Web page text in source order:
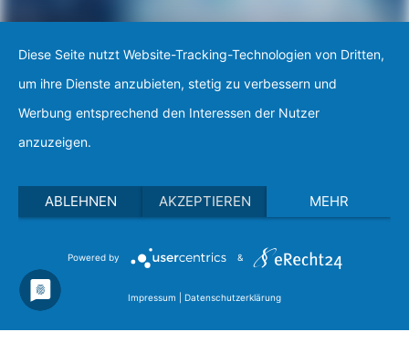
Diese Seite nutzt Website-Tracking-Technologien von Dritten,
um ihre Dienste anzubieten, stetig zu verbessern und
Werbung entsprechend den Interessen der Nutzer
anzuzeigen.
ABLEHNEN AKZEPTIEREN MEHR
Powered by &
Impressum Datenschutzerklärung